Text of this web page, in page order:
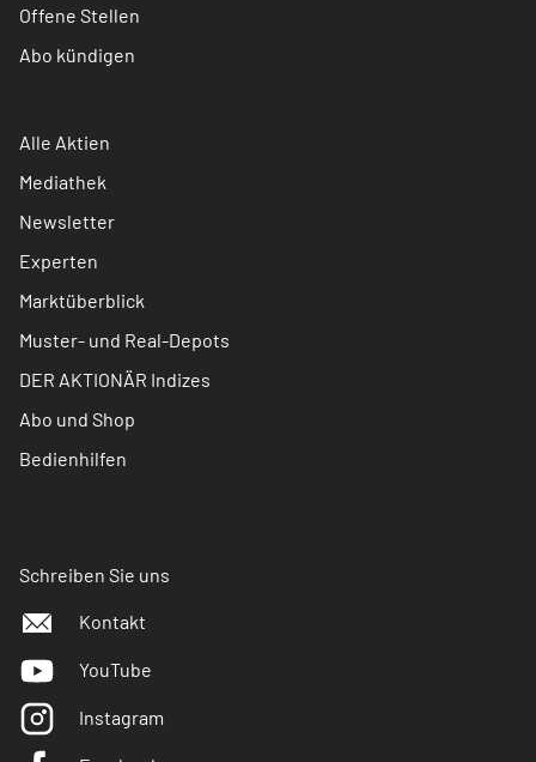
Offene Stellen
Abo kündigen
Alle Aktien
Mediathek
Newsletter
Experten
Marktüberblick
Muster- und Real-Depots
DER AKTIONÄR Indizes
Abo und Shop
Bedienhilfen
Schreiben Sie uns
Kontakt
YouTube
Instagram